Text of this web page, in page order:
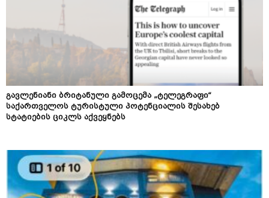
გავლენიანი ბრიტანული გამოცემა „ტელეგრაფი“
საქართველოს ტურისტული პოტენციალის შესახებ
სტატიების ციკლს აქვეყნებს